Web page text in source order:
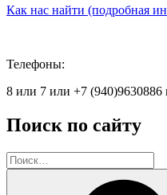
Как нас найти (подробная
Телефоны:
8 или 7 или +7 (940)9630886
Поиск по сайту
Искать: